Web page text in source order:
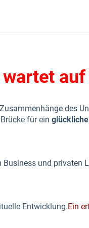
des
für ein
Business und privaten
Entwicklung.Ein